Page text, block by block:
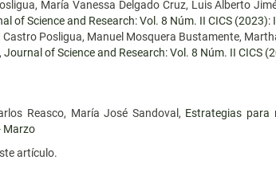
María Vanessa Delgado Cruz, Luis Alberto
of Science and Research: Vol. 8 Núm. II CICS (2023):
Posligua, Manuel Mosquera Bustamente,
, Journal of Science and Research: Vol. 8 Núm. II CICS
Reasco, María José Sandoval, Estrategias para
Marzo
artículo.